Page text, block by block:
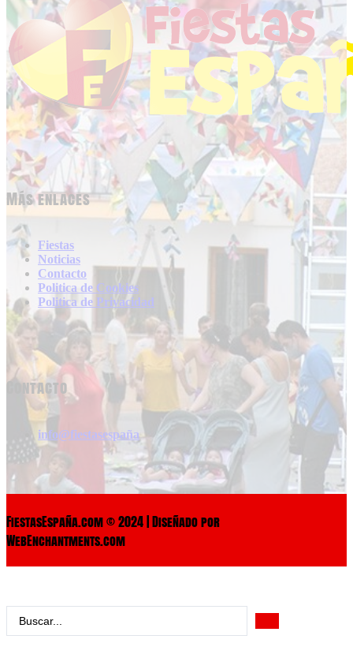
Más enlaces
Fiestas
Noticias
Contacto
Politica de Cookies
Politica de Privacidad
Contacto
info@fiestasespaña
FiestasEspaña.com © 2024 | Diseñado por
WebEnchantments.com